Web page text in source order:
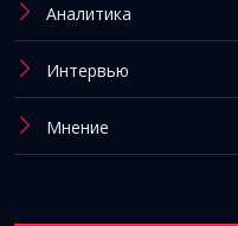
Аналитика
Интервью
Мнение